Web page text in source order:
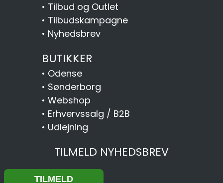
• Tilbud og Outlet
• Tilbudskampagne
• Nyhedsbrev
BUTIKKER
• Odense
• Sønderborg
• Webshop
• Erhvervssalg / B2B
• Udlejning
TILMELD NYHEDSBREV